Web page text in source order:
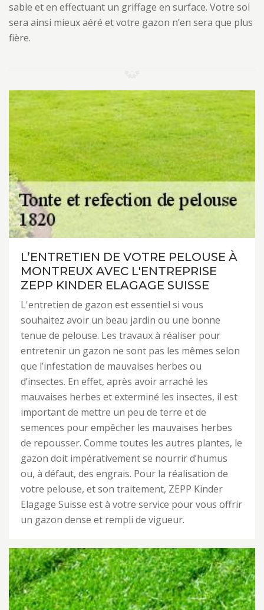
sable et en effectuant un griffage en surface. Votre sol
sera ainsi mieux aéré et votre gazon n’en sera que plus
fière.
L’ENTRETIEN DE VOTRE PELOUSE À
MONTREUX AVEC L'ENTREPRISE
ZEPP KINDER ELAGAGE SUISSE
L'entretien de gazon est essentiel si vous
souhaitez avoir un beau jardin ou une bonne
tenue de pelouse. Les travaux à réaliser pour
entretenir un gazon ne sont pas les mêmes selon
que l’infestation de mauvaises herbes ou
d’insectes. En effet, après avoir arraché les
mauvaises herbes et exterminé les insectes, il est
important de mettre un peu de terre et de
semences pour empêcher les mauvaises herbes
de repousser. Comme toutes les autres plantes, le
gazon doit impérativement se nourrir d’humus
ou, à défaut, des engrais. Pour la réalisation de
votre pelouse, et son traitement, ZEPP Kinder
Elagage Suisse est à votre service pour vous offrir
un gazon dense et rempli de vigueur.